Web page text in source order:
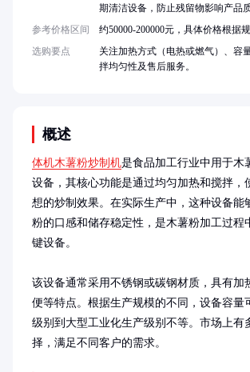
概述
体机木薯粉炒制机是食品加工行业中用于木
设备，其核心功能是通过均匀加热和搅拌，
想的炒制效果。在实际生产中，这种设备能
粉的口感和储存稳定性，是木薯粉加工过程
键设备。
该设备通常采用不锈钢或碳钢材质，具有加
便等特点。根据生产规模的不同，设备容量
级别到大型工业化生产级别不等。市场上有
择，满足不同客户的需求。
期清洁设备，防止残留物影响产品质
参考价格区间
约50000-200000元，具体价格根据
选购要点
关注加热方式（电热或燃气）、容
拌均匀性及售后服务。